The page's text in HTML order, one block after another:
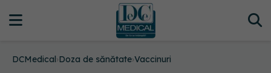
DCMedical›Doza de sănătate›Vaccinuri